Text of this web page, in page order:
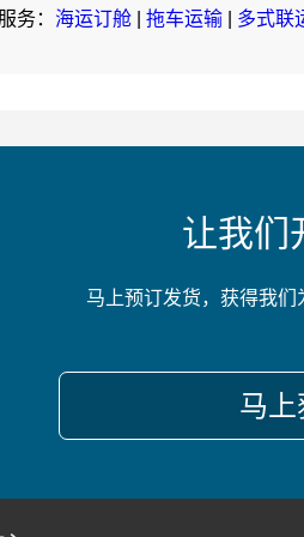
务： 海运订舱 拖车运输 多式联
让我们
马上预订发货，获得我
马上